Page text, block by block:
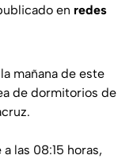
en redes
mañana de este
de dormitorios de
las 08:15 horas,